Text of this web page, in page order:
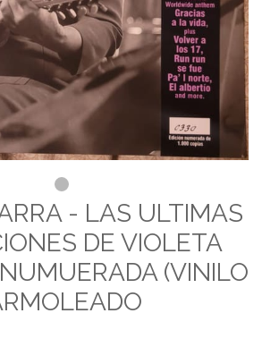
- LAS ULTIMAS
DE VIOLETA
(VINILO